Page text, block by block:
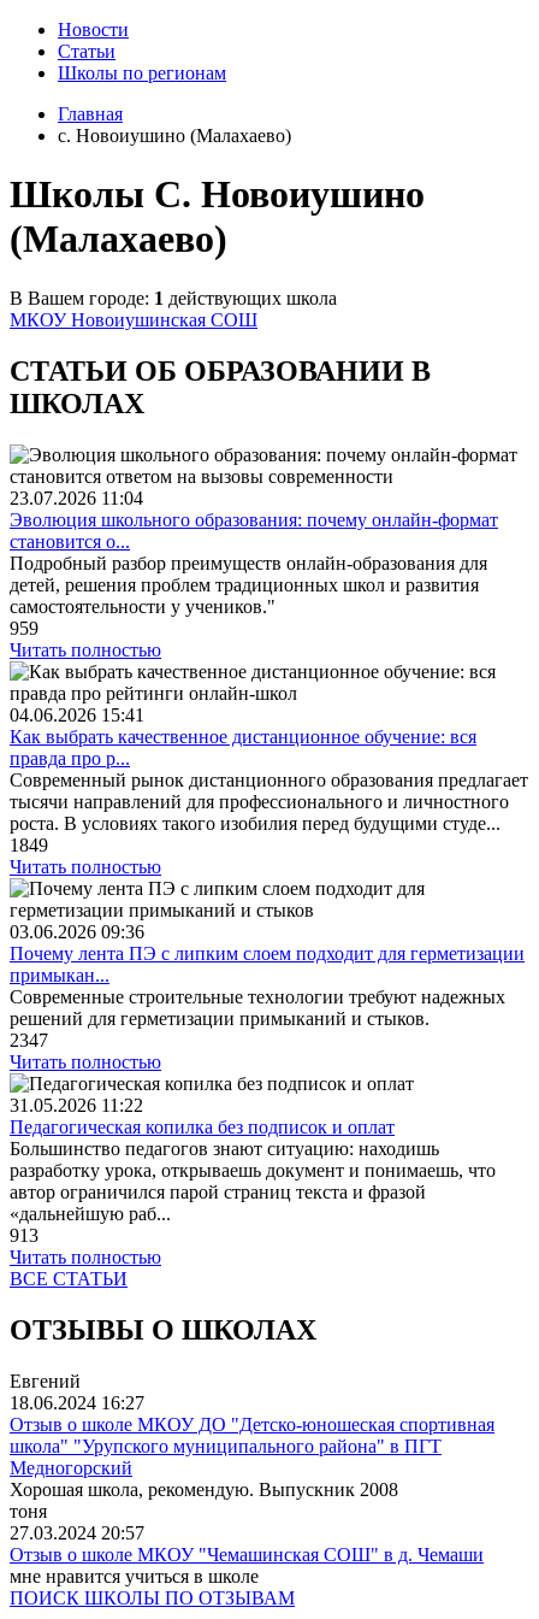
Новости
Статьи
Школы по регионам
Главная
c. Новоиушино (Малахаево)
Школы C. Новоиушино
(Малахаево)
В Вашем городе: 1 действующих школа
МКОУ Новоиушинская СОШ
СТАТЬИ ОБ ОБРАЗОВАНИИ В
ШКОЛАХ
23.07.2026 11:04
Эволюция школьного образования: почему онлайн-формат
становится о...
Подробный разбор преимуществ онлайн-образования для
детей, решения проблем традиционных школ и развития
самостоятельности у учеников."
959
Читать полностью
04.06.2026 15:41
Как выбрать качественное дистанционное обучение: вся
правда про р...
Современный рынок дистанционного образования предлагает
тысячи направлений для профессионального и личностного
роста. В условиях такого изобилия перед будущими студе...
1849
Читать полностью
03.06.2026 09:36
Почему лента ПЭ с липким слоем подходит для герметизации
примыкан...
Современные строительные технологии требуют надежных
решений для герметизации примыканий и стыков.
2347
Читать полностью
31.05.2026 11:22
Педагогическая копилка без подписок и оплат
Большинство педагогов знают ситуацию: находишь
разработку урока, открываешь документ и понимаешь, что
автор ограничился парой страниц текста и фразой
«дальнейшую раб...
913
Читать полностью
ВСЕ СТАТЬИ
ОТЗЫВЫ О ШКОЛАХ
Евгений
18.06.2024 16:27
Отзыв о школе МКОУ ДО "Детско-юношеская спортивная
школа" "Урупского муниципального района" в ПГТ
Медногорский
Хорошая школа, рекомендую. Выпускник 2008
тоня
27.03.2024 20:57
Отзыв о школе МКОУ "Чемашинская СОШ" в д. Чемаши
мне нравится учиться в школе
ПОИСК ШКОЛЫ ПО ОТЗЫВАМ